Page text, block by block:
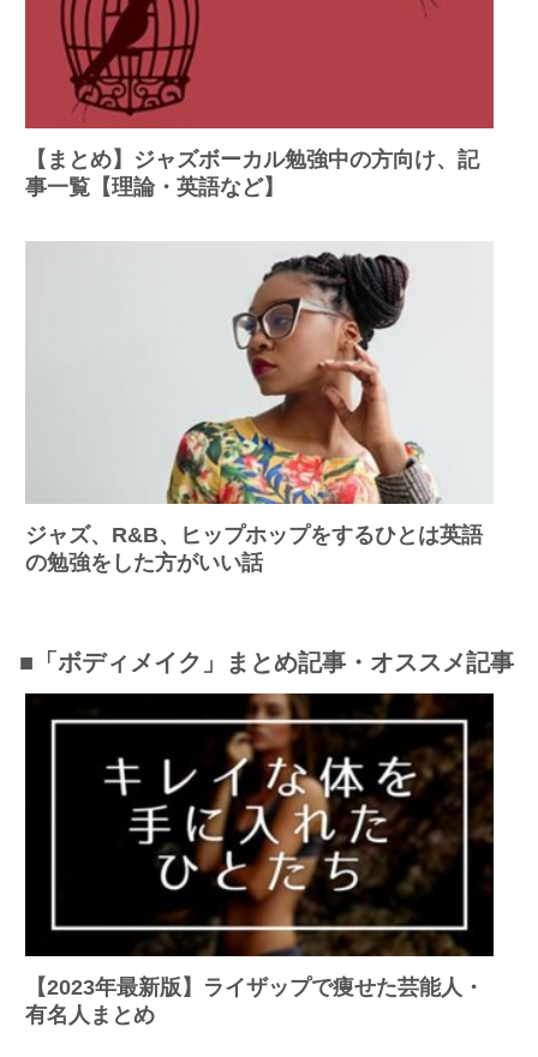
【まとめ】ジャズボーカル勉強中の方向け、記
事一覧【理論・英語など】
ジャズ、R&B、ヒップホップをするひとは英語
の勉強をした方がいい話
■「ボディメイク」まとめ記事・オススメ記事
【2023年最新版】ライザップで痩せた芸能人・
有名人まとめ